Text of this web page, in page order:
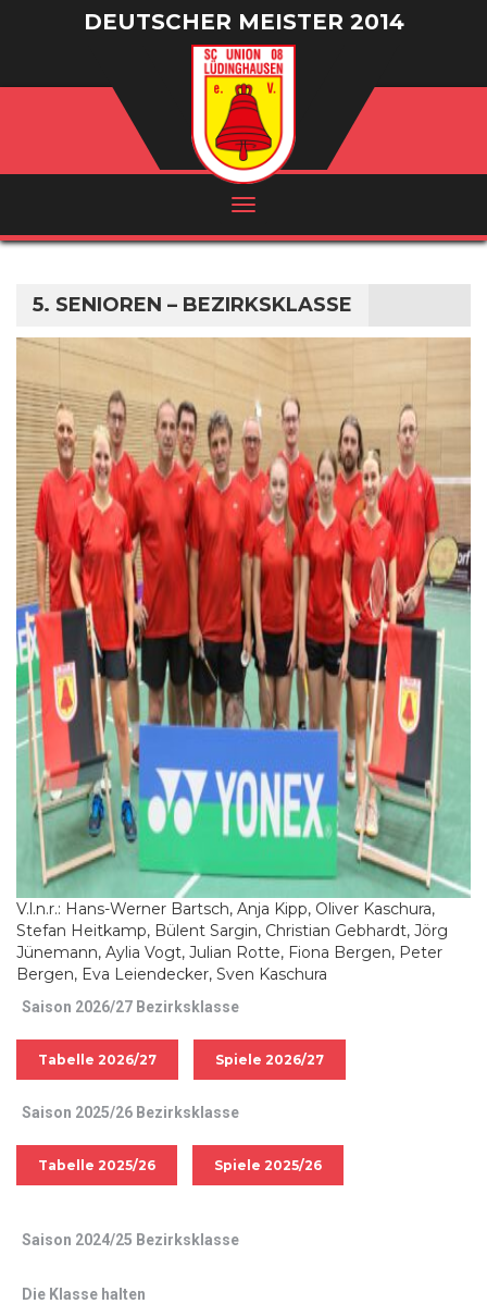
DEUTSCHER MEISTER 2014
/ VIZEMEISTER 2016
5. SENIOREN – BEZIRKSKLASSE
V.l.n.r.: Hans-Werner Bartsch, Anja Kipp, Oliver Kaschura,
Stefan Heitkamp, Bülent Sargin, Christian Gebhardt, Jörg
Jünemann, Aylia Vogt, Julian Rotte, Fiona Bergen, Peter
Bergen, Eva Leiendecker, Sven Kaschura
Saison 2026/27 Bezirksklasse
Tabelle 2026/27 Spiele 2026/27
Saison 2025/26 Bezirksklasse
Tabelle 2025/26 Spiele 2025/26
Saison 2024/25 Bezirksklasse
Die Klasse halten